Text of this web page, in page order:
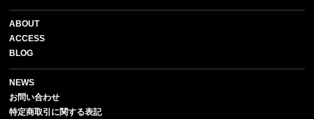
ABOUT
ACCESS
BLOG
NEWS
お問い合わせ
特定商取引に関する表記